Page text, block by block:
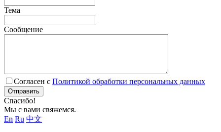
Тема
Сообщение
Согласен с Политикой обработки персональных данных
Отправить
Спасибо!
Мы с вами свяжемся.
En Ru 中文